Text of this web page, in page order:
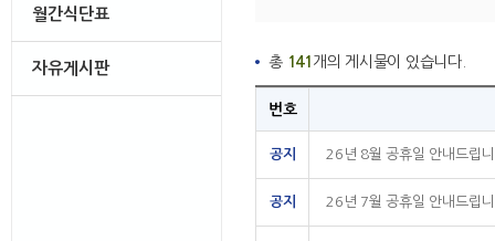
월간식단표
자유게시판 총 141 개의 게시물이 있습니다.
번호
공지 26년 8월 공휴일 안내드립
공지 26년 7월 공휴일 안내드립